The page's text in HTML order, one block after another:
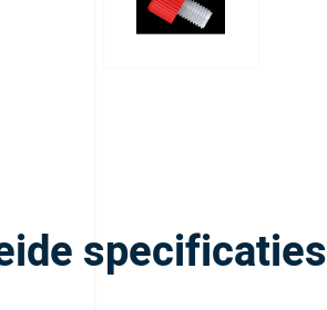
specificaties